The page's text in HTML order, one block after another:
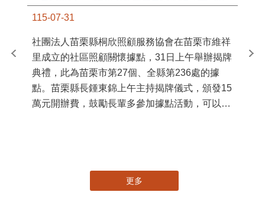
115-07-31
社團法人苗栗縣桐欣照顧服務協會在苗栗市維祥
里成立的社區照顧關懷據點，31日上午舉辦揭牌
典禮，此為苗栗市第27個、全縣第236處的據
點。苗栗縣長鍾東錦上午主持揭牌儀式，頒發15
萬元開辦費，鼓勵長輩多參加據點活動，可以更
苗
更多